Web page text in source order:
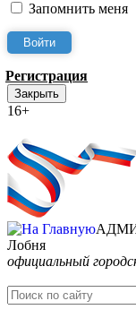
Запомнить меня
Регистрация
Закрыть
16+
Лобня
официальный